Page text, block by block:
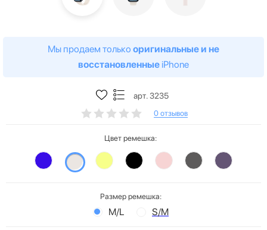
Мы продаем только оригинальные и не
восстановленные iPhone
арт. 3235
0 отзывов
Цвет ремешка:
Размер ремешка:
M/L S/M